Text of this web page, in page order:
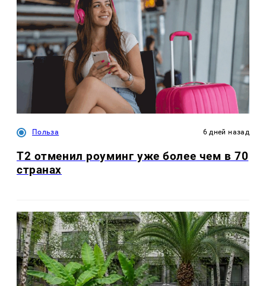
Польза 6 дней назад
Т2 отменил роуминг уже более чем в 70
странах